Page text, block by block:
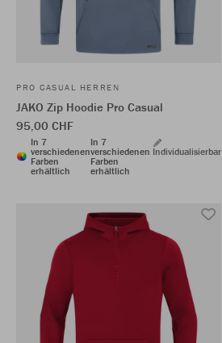
PRO CASUAL HERREN
JAKO Zip Hoodie Pro Casual
95,00 CHF
In 7
verschiedenen
Farben
erhältlich
In 7
verschiedenen
Farben
erhältlich
Individualisierbar